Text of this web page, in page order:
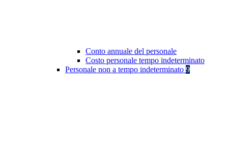
Conto annuale del personale
Costo personale tempo indeterminato
Personale non a tempo indeterminato 9